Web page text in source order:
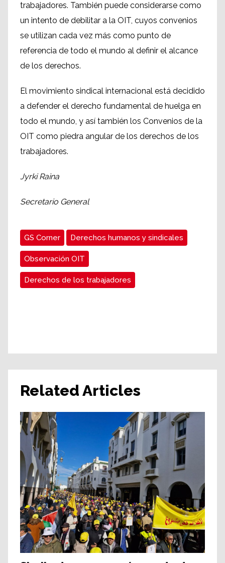
trabajadores. También puede considerarse como
un intento de debilitar a la OIT, cuyos convenios
se utilizan cada vez más como punto de
referencia de todo el mundo al definir el alcance
de los derechos.
El movimiento sindical internacional está decidido
a defender el derecho fundamental de huelga en
todo el mundo, y así también los Convenios de la
OIT como piedra angular de los derechos de los
trabajadores.
Jyrki Raina
Secretario General
GS Corner Derechos humanos y sindicales
Observación OIT
Derechos de los trabajadores
Related Articles